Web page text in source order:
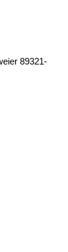
89321-